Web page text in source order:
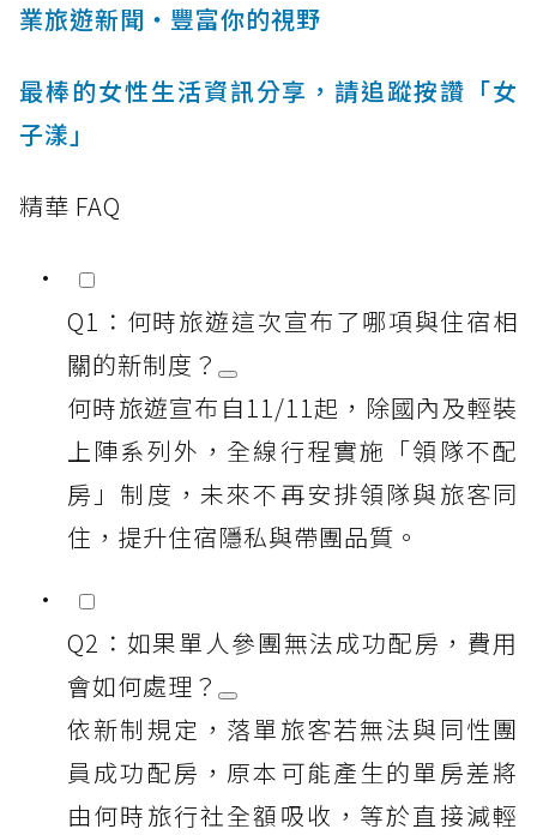
業旅遊新聞‧豐富你的視野
最棒的女性生活資訊分享，請追蹤按讚「女
子漾」
精華 FAQ
Q1：何時旅遊這次宣布了哪項與住宿相
關的新制度？
何時旅遊宣布自11/11起，除國內及輕裝
上陣系列外，全線行程實施「領隊不配
房」制度，未來不再安排領隊與旅客同
住，提升住宿隱私與帶團品質。
Q2：如果單人參團無法成功配房，費用
會如何處理？
依新制規定，落單旅客若無法與同性團
員成功配房，原本可能產生的單房差將
由何時旅行社全額吸收，等於直接減輕